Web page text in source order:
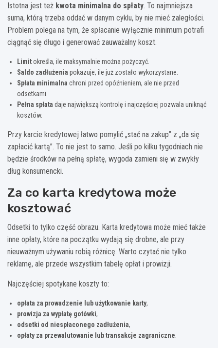
Istotna jest też kwota minimalna do spłaty. To najmniejsza
suma, którą trzeba oddać w danym cyklu, by nie mieć zaległości.
Problem polega na tym, że spłacanie wyłącznie minimum potrafi
ciągnąć się długo i generować zauważalny koszt.
Limitokreśla, ile maksymalnie można pożyczyć.
Saldo zadłużenia pokazuje, ile już zostało wykorzystane.
Spłata minimalna chroni przed opóźnieniem, ale nie przed
odsetkami.
Pełna spłata daje największą kontrolę i najczęściej pozwala uniknąć
kosztów.
Przy karcie kredytowej łatwo pomylić „stać na zakup” z „da się
zapłacić kartą”. To nie jest to samo. Jeśli po kilku tygodniach nie
będzie środków na pełną spłatę, wygoda zamieni się w zwykły
dług konsumencki.
Za co karta kredytowa może
kosztować
Odsetki to tylko część obrazu. Karta kredytowa może mieć także
inne opłaty, które na początku wydają się drobne, ale przy
nieuważnym używaniu robią różnicę. Warto czytać nie tylko
reklamę, ale przede wszystkim tabelę opłat i prowizji.
Najczęściej spotykane koszty to:
opłata za prowadzenie lub użytkowanie karty,
prowizja za wypłatę gotówki,
odsetki od niespłaconego zadłużenia,
opłaty za przewalutowanie lub transakcje zagraniczne